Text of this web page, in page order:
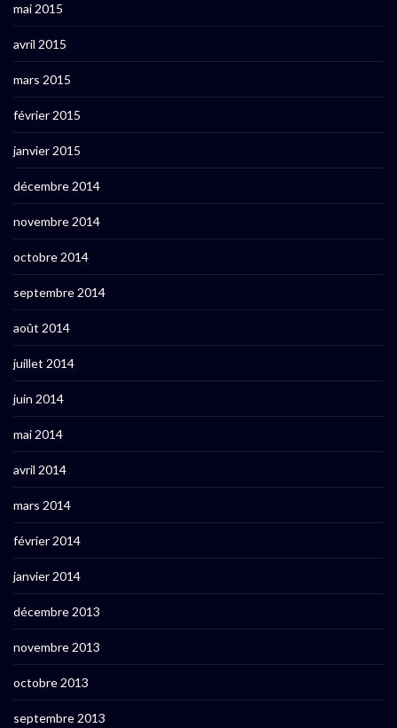
mai 2015
avril 2015
mars 2015
février 2015
janvier 2015
décembre 2014
novembre 2014
octobre 2014
septembre 2014
août 2014
juillet 2014
juin 2014
mai 2014
avril 2014
mars 2014
février 2014
janvier 2014
décembre 2013
novembre 2013
octobre 2013
septembre 2013